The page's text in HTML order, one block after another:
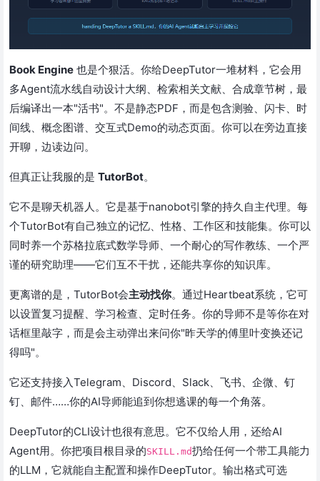
Book Engine 也是个狠活。你给DeepTutor一堆材料，它会用
多Agent流水线自动设计大纲、检索相关文献、合成章节树，最
后编译出一本"活书"。不是静态PDF，而是包含测验、闪卡、时
间线、概念图谱、交互式Demo的动态页面。你可以在旁边直接
开聊，边读边问。
但真正让我服的是 TutorBot。
它不是聊天机器人。它是基于nanobot引擎的持久自主代理。每
个TutorBot有自己独立的记忆、性格、工作区和技能集。你可以
同时养一个苏格拉底式数学导师、一个耐心的写作教练、一个严
谨的研究助理——它们互不干扰，还能共享你的知识库。
更离谱的是，TutorBot会主动找你。通过Heartbeat系统，它可
以设置复习提醒、学习检查、定时任务。你的导师不是等你在对
话框里敲字，而是会主动弹出来问你"昨天学的傅里叶变换还记
得吗"。
它还支持接入Telegram、Discord、Slack、飞书、企微、钉
钉、邮件……你的AI导师能追到你想逃课的每一个角落。
DeepTutor的CLI设计也很有意思。它不仅给人用，还给AI
Agent用。你把项目根目录的SKILL.md扔给任何一个带工具能力
的LLM，它就能自主配置和操作DeepTutor。输出格式可选